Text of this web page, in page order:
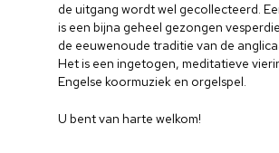
de uitgang wordt wel gecollecteerd.
is een bijna geheel gezongen
de eeuwenoude traditie van de
Het is een ingetogen, meditatieve
Engelse koormuziek en orgelspel.
U bent van harte welkom!